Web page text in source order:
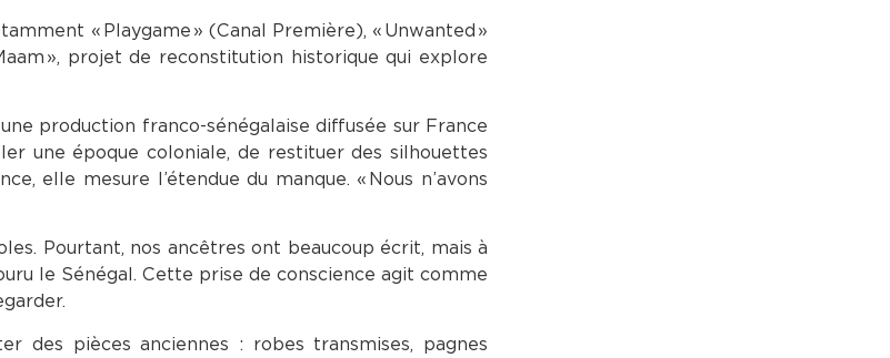
« Playgame » (Canal Première), « Unwanted »
», projet de reconstitution historique qui explore
production franco-sénégalaise diffusée sur France
une époque coloniale, de restituer des silhouettes
elle mesure l’étendue du manque. « Nous n’avons
Pourtant, nos ancêtres ont beaucoup écrit, mais à
le Sénégal. Cette prise de conscience agit comme
des pièces anciennes : robes transmises, pagnes